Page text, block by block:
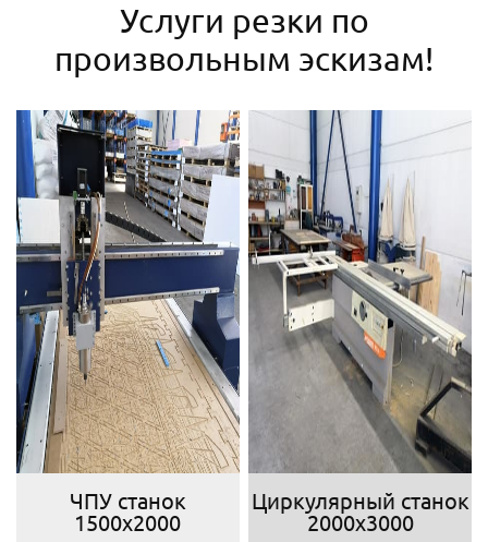
Услуги резки по
произвольным эскизам!
ЧПУ станок
1500х2000
Циркулярный станок
2000х3000